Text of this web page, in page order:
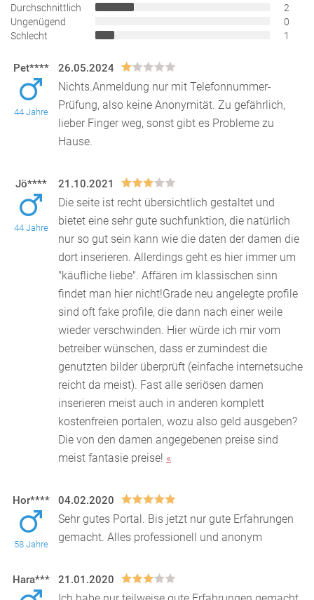
Durchschnittlich
2
Ungenügend
0
Schlecht
1
Pet****
44 Jahre
26.05.2024
Nichts.Anmeldung nur mit Telefonnummer-
Prüfung, also keine Anonymität. Zu gefährlich,
lieber Finger weg, sonst gibt es Probleme zu
Hause.
Jö****
44 Jahre
21.10.2021
Die seite ist recht übersichtlich gestaltet und
bietet eine sehr gute suchfunktion, die natürlich
nur so gut sein kann wie die daten der damen die
dort inserieren. Allerdings geht es hier immer um
"käufliche liebe". Affären im klassischen sinn
findet man hier nicht!Grade neu angelegte profile
sind oft fake profile, die dann nach einer weile
wieder verschwinden. Hier würde ich mir vom
betreiber wünschen, dass er zumindest die
genutzten bilder überprüft (einfache internetsuche
reicht da meist). Fast alle seriösen damen
inserieren meist auch in anderen komplett
kostenfreien portalen, wozu also geld ausgeben?
Die von den damen angegebenen preise sind
meist fantasie preise! «
Hor****
58 Jahre
04.02.2020
Sehr gutes Portal. Bis jetzt nur gute Erfahrungen
gemacht. Alles professionell und anonym
Hara*** 21.01.2020